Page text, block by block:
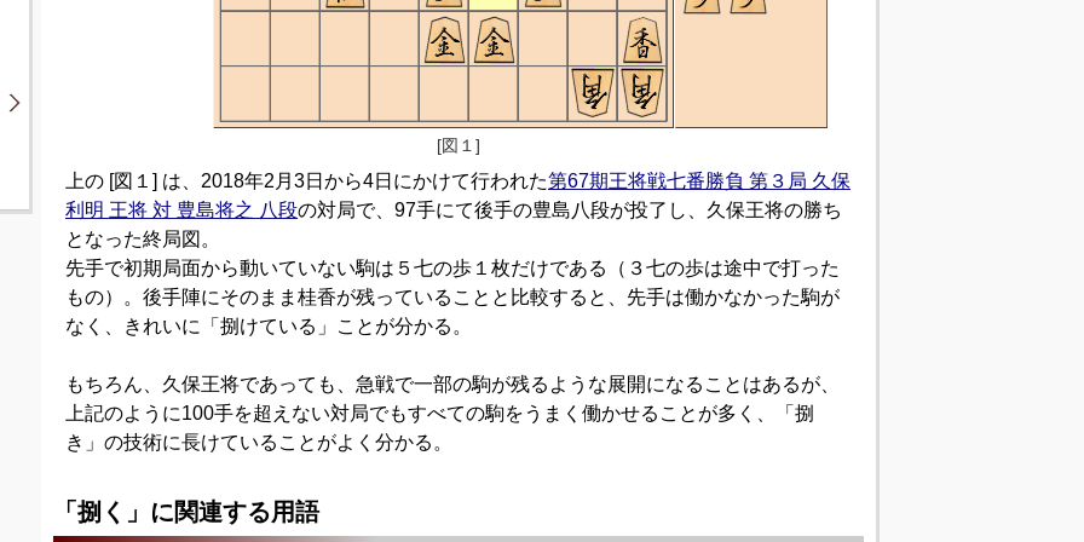
[図１]
上の [図１] は、2018年2月3日から4日にかけて行われた第67期王将戦七番勝負 第３局 久保
利明 王将 対 豊島将之 八段の対局で、97手にて後手の豊島八段が投了し、久保王将の勝ち
となった終局図。
先手で初期局面から動いていない駒は５七の歩１枚だけである（３七の歩は途中で打った
もの）。後手陣にそのまま桂香が残っていることと比較すると、先手は働かなかった駒が
なく、きれいに「捌けている」ことが分かる。
もちろん、久保王将であっても、急戦で一部の駒が残るような展開になることはあるが、
上記のように100手を超えない対局でもすべての駒をうまく働かせることが多く、「捌
き」の技術に長けていることがよく分かる。
「捌く」に関連する用語